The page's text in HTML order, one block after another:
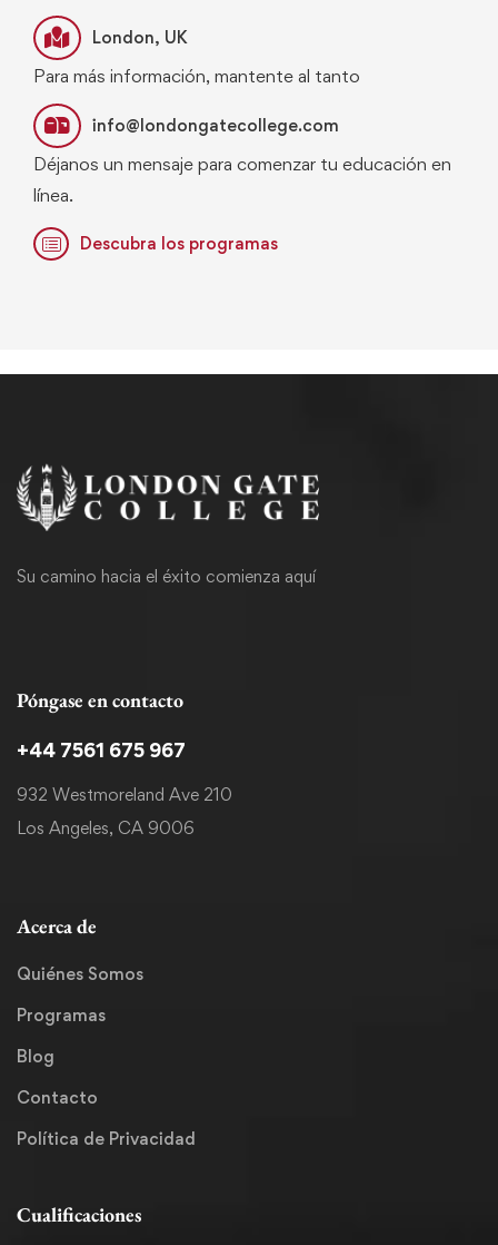
London, UK
Para más información, mantente al tanto
info@londongatecollege.com
Déjanos un mensaje para comenzar tu educación en
línea.
Descubra los programas
Su camino hacia el éxito comienza aquí
Póngase en contacto
+44 7561 675 967
932 Westmoreland Ave 210
Los Angeles, CA 9006
Acerca de
Quiénes Somos
Programas
Blog
Contacto
Política de Privacidad
Cualificaciones